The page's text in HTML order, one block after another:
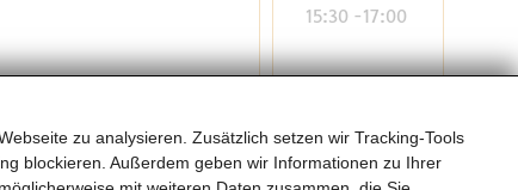
zu analysieren. Zusätzlich setzen wir Tracking-Tools
blockieren. Außerdem geben wir Informationen zu Ihrer
15:30 -17:00
Volders
T
15:00 -17:00